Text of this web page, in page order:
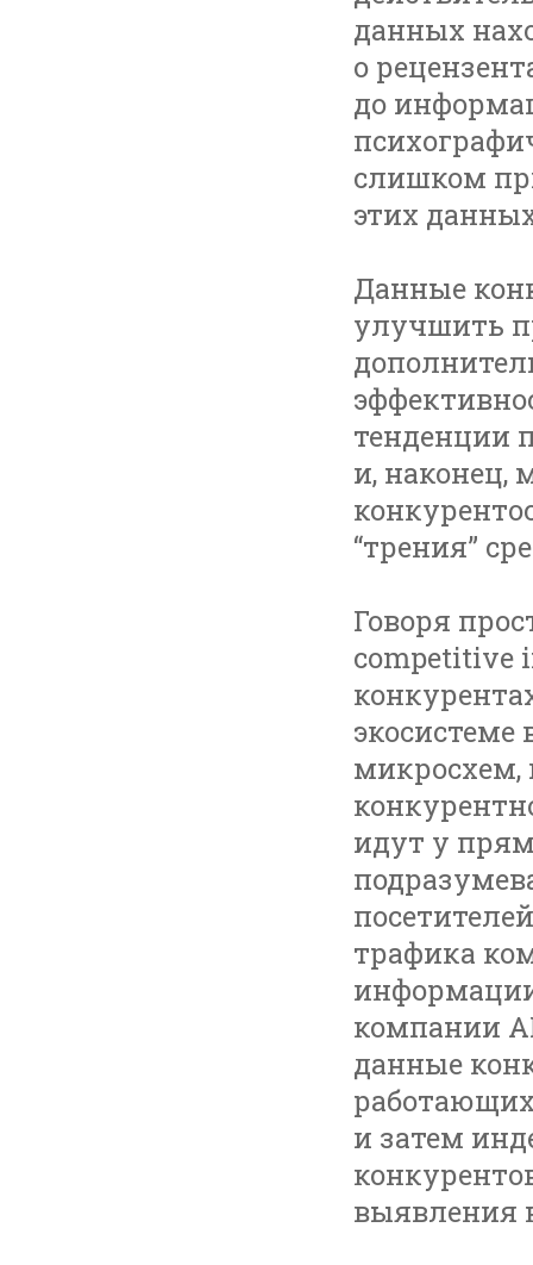
данных
о
до
слишком
этих
Данные
улучшить
тенденции
и, наконец,
“трения”
Говоря
competitive
экосистеме
микросхем,
идут у
трафика
компании
данные
и затем
выявления